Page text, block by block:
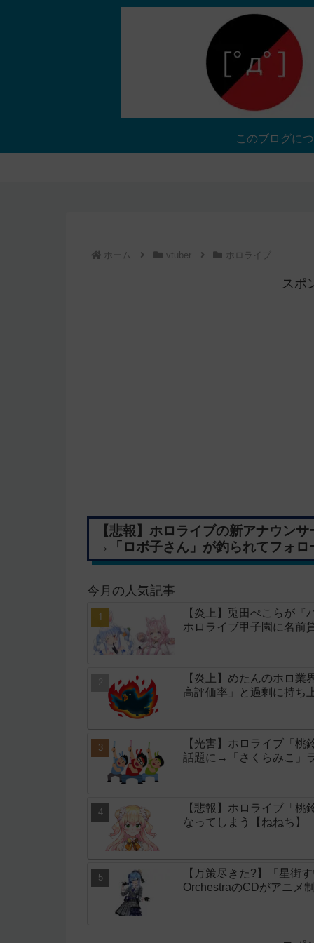
このブログに
ホーム vtuber ホロライブ
スポ
【悲報】ホロライブの新アナウン
→「ロボ子さん」が釣られてフォロ
今月の人気記事
【炎上】兎田ぺこらが
ホロライブ甲子園に名前
【炎上】めたんのホロ
高評価率」と過剰に持ち
【光害】ホロライブ「
話題に→「さくらみこ」
【悲報】ホロライブ「
なってしまう【ねねち】
【万策尽きた?】「星街
OrchestraのCDがアニメ